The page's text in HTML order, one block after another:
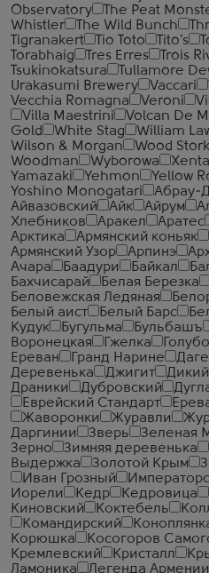
Observatory
The Peat
Whistler
The Wild Bunch
Tigranakert
Tio Toto Tito's
Torabhaig
Tres Erres Trois
Tsukinokatsura
Tullamore
Urakasumi Brewery
Vaccari
Vecchia Romagna
Veroni
Villa Maestrini
Volcan De
Gold
White Stag William
Wilson & Morgan
Wood Stork
Woodman
Wyborowa Xenta
Yamazaki
Yehmon Yellow
Yoshino Monogatari
Абрау-
Айвазовский
Айк Айрум
Хлебников
Аракел Аратес
Арктика
Армянский коньяк
Армянский Узор
Арпинэ
Ачара
Баадури Байкал
Бахчисарай
Белая Березка
Беловежская Ледяная
Белый аист
Белый Барс
Кудук
Бугульма Бульбашъ
Воронецкая
Гжелка
Ереван
Гранд Нарине
Деревенька
Джигит
Драники
Дубровский
Еврейский Стандарт
Жаворонки
Журавли
Даргинии
Зверь Зеленая
Зерно
Зимняя деревенька
Выдержка
Золотой Крым
Иван Грозный
Иорели
Кедр Кедровица
Киновский
Коктебель
Командирский
Корюшка
Косогоров
Кремлевский
Кристалл
Ламоника
Легенда Армении